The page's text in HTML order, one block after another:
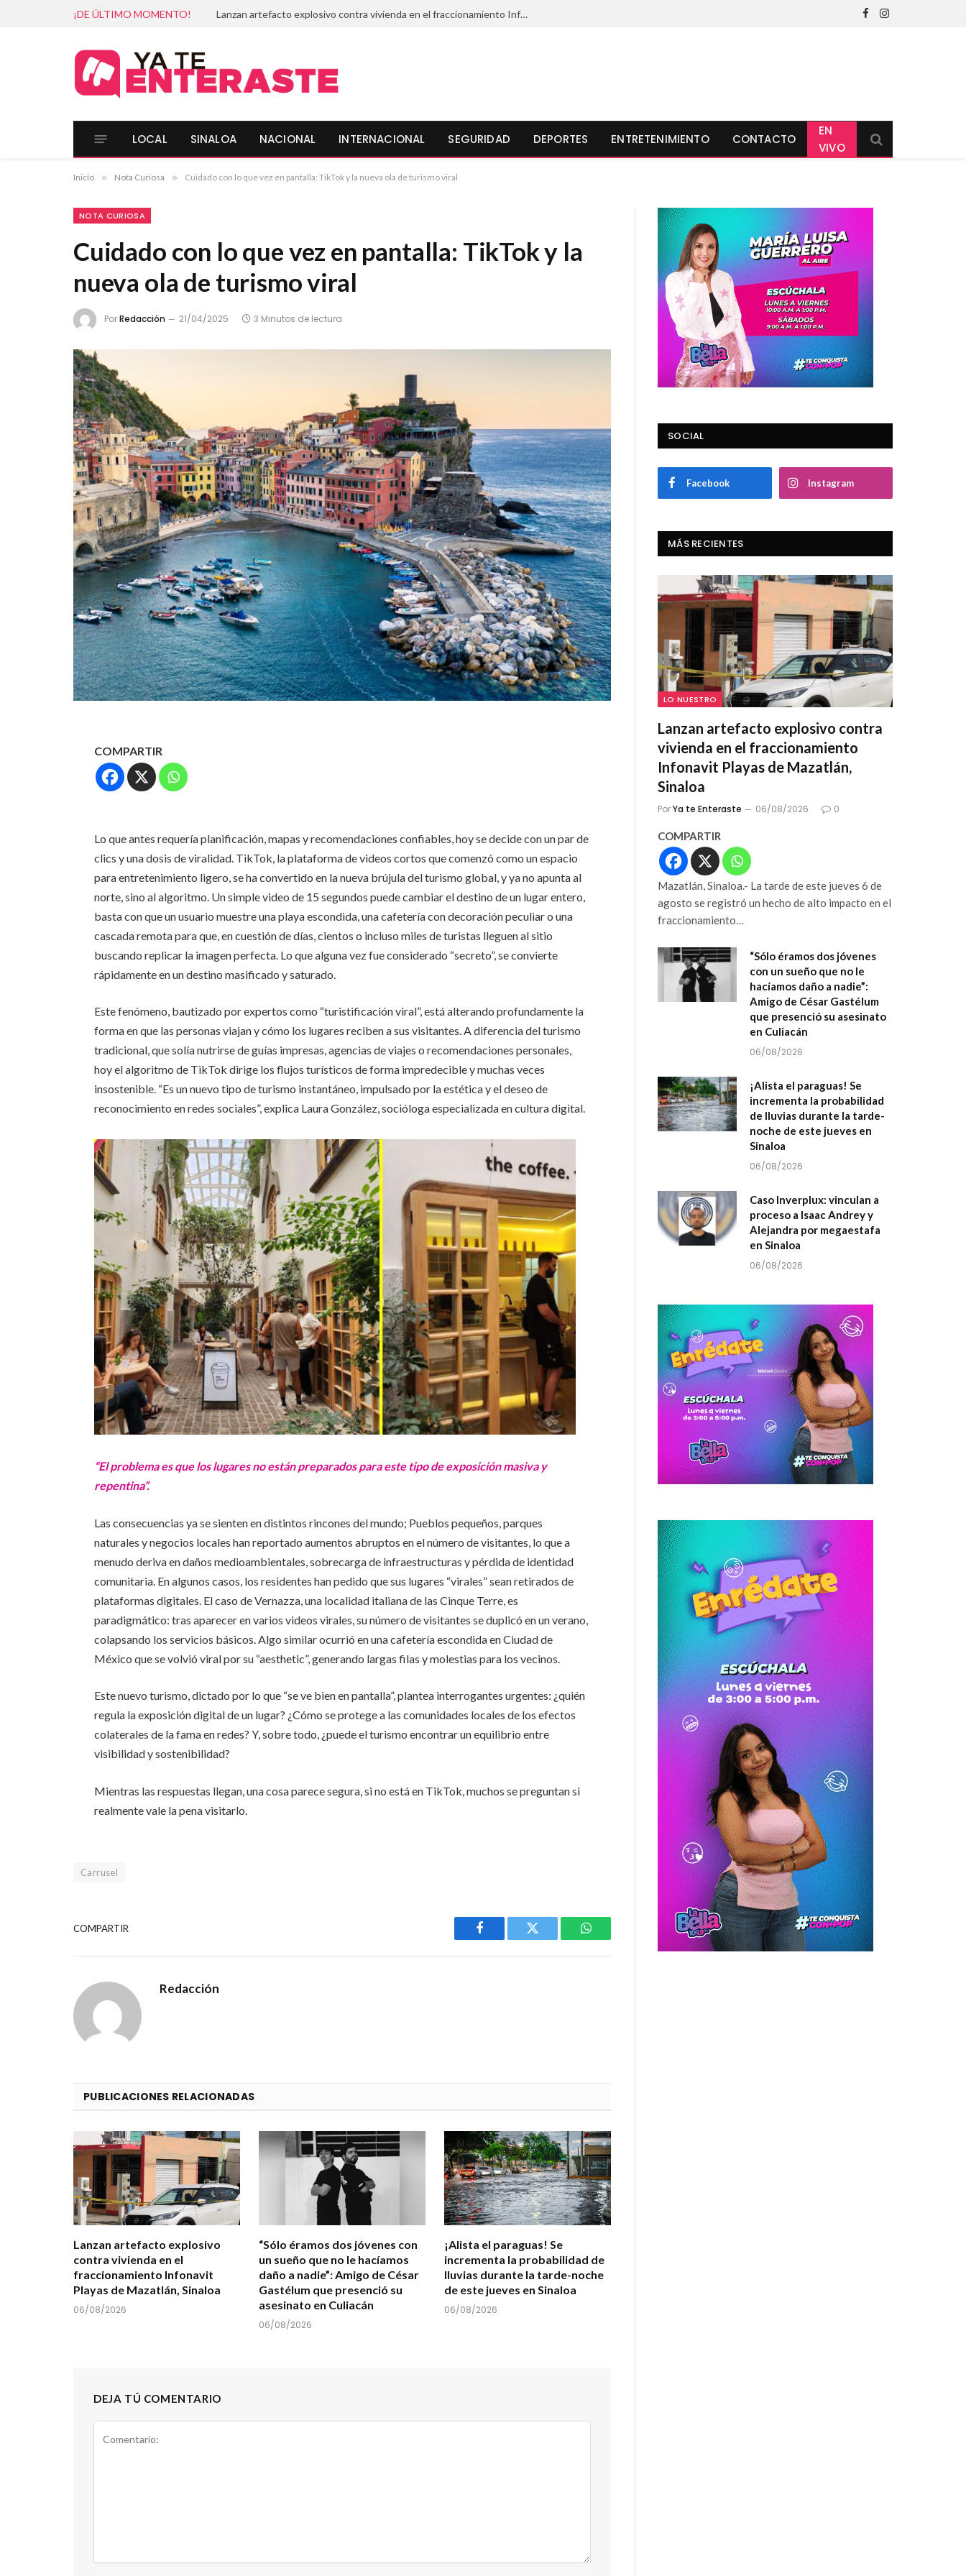
¡DE ÚLTIMO MOMENTO! Lanzan artefacto explosivo contra vivienda en el fraccionamiento Infonavit Playas de Mazatlán, Sinaloa
FacebookInstagram
LOCAL SINALOA NACIONAL INTERNACIONAL SEGURIDAD DEPORTES ENTRETENIMIENTO CONTACTO
EN
VIVO
Inicio » Nota Curiosa » Cuidado con lo que vez en pantalla: TikTok y la nueva ola de turismo viral
NOTA CURIOSA
Cuidado con lo que vez en pantalla: TikTok y la
nueva ola de turismo viral
PorRedacción 21/04/2025 3 Minutos de lectura
COMPARTIR
Lo que antes requería planificación, mapas y recomendaciones confiables, hoy se decide con un par de
clics y una dosis de viralidad. TikTok, la plataforma de videos cortos que comenzó como un espacio
para entretenimiento ligero, se ha convertido en la nueva brújula del turismo global, y ya no apunta al
norte, sino al algoritmo. Un simple video de 15 segundos puede cambiar el destino de un lugar entero,
basta con que un usuario muestre una playa escondida, una cafetería con decoración peculiar o una
cascada remota para que, en cuestión de días, cientos o incluso miles de turistas lleguen al sitio
buscando replicar la imagen perfecta. Lo que alguna vez fue considerado “secreto”, se convierte
rápidamente en un destino masificado y saturado.
Este fenómeno, bautizado por expertos como “turistificación viral”, está alterando profundamente la
forma en que las personas viajan y cómo los lugares reciben a sus visitantes. A diferencia del turismo
tradicional, que solía nutrirse de guías impresas, agencias de viajes o recomendaciones personales,
hoy el algoritmo de TikTok dirige los flujos turísticos de forma impredecible y muchas veces
insostenible. “Es un nuevo tipo de turismo instantáneo, impulsado por la estética y el deseo de
reconocimiento en redes sociales”, explica Laura González, socióloga especializada en cultura digital.
“El problema es que los lugares no están preparados para este tipo de exposición masiva y
repentina”.
Las consecuencias ya se sienten en distintos rincones del mundo; Pueblos pequeños, parques
naturales y negocios locales han reportado aumentos abruptos en el número de visitantes, lo que a
menudo deriva en daños medioambientales, sobrecarga de infraestructuras y pérdida de identidad
comunitaria. En algunos casos, los residentes han pedido que sus lugares “virales” sean retirados de
plataformas digitales. El caso de Vernazza, una localidad italiana de las Cinque Terre, es
paradigmático: tras aparecer en varios videos virales, su número de visitantes se duplicó en un verano,
colapsando los servicios básicos. Algo similar ocurrió en una cafetería escondida en Ciudad de
México que se volvió viral por su “aesthetic”, generando largas filas y molestias para los vecinos.
Este nuevo turismo, dictado por lo que “se ve bien en pantalla”, plantea interrogantes urgentes: ¿quién
regula la exposición digital de un lugar? ¿Cómo se protege a las comunidades locales de los efectos
colaterales de la fama en redes? Y, sobre todo, ¿puede el turismo encontrar un equilibrio entre
visibilidad y sostenibilidad?
Mientras las respuestas llegan, una cosa parece segura, si no está en TikTok, muchos se preguntan si
realmente vale la pena visitarlo.
Carrusel
COMPARTIR
Facebook Twitter WhatsApp
Redacción
PUBLICACIONES RELACIONADAS
Lanzan artefacto explosivo
contra vivienda en el
fraccionamiento Infonavit
Playas de Mazatlán, Sinaloa
06/08/2026
“Sólo éramos dos jóvenes con
un sueño que no le hacíamos
daño a nadie”: Amigo de César
Gastélum que presenció su
asesinato en Culiacán
06/08/2026
¡Alista el paraguas! Se
incrementa la probabilidad de
lluvias durante la tarde-noche
de este jueves en Sinaloa
06/08/2026
DEJA TÚ COMENTARIO
SOCIAL
Facebook Instagram
MÁS RECIENTES
LO NUESTRO
Lanzan artefacto explosivo contra
vivienda en el fraccionamiento
Infonavit Playas de Mazatlán,
Sinaloa
PorYa te Enteraste 06/08/2026 0
COMPARTIR
Mazatlán, Sinaloa.- La tarde de este jueves 6 de
agosto se registró un hecho de alto impacto en el
fraccionamiento…
“Sólo éramos dos jóvenes
con un sueño que no le
hacíamos daño a nadie”:
Amigo de César Gastélum
que presenció su asesinato
en Culiacán
06/08/2026
¡Alista el paraguas! Se
incrementa la probabilidad
de lluvias durante la tarde-
noche de este jueves en
Sinaloa
06/08/2026
Caso Inverplux: vinculan a
proceso a Isaac Andrey y
Alejandra por megaestafa
en Sinaloa
06/08/2026